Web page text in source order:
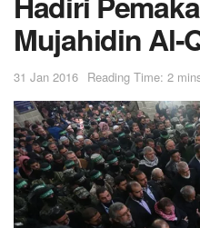
Mujahidin Al-
31 Jan 2016 Reading Time: 2